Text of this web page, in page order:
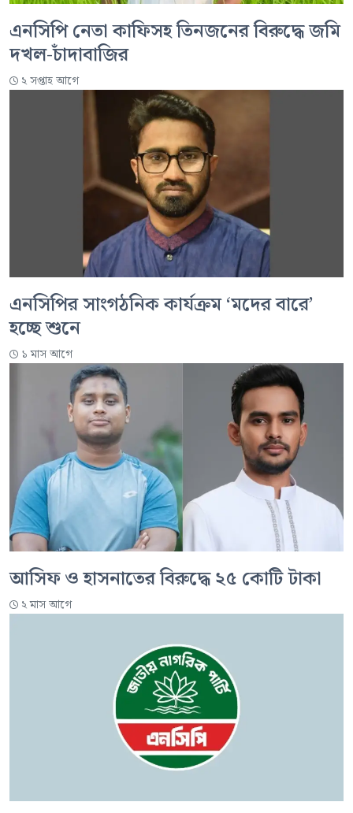
এনসিপি নেতা কাফিসহ তিনজনের বিরুদ্ধে জমি
দখল-চাঁদাবাজির
২ সপ্তাহ আগে
এনসিপির সাংগঠনিক কার্যক্রম ‘মদের বারে’
হচ্ছে শুনে
১ মাস আগে
আসিফ ও হাসনাতের বিরুদ্ধে ২৫ কোটি টাকা
২ মাস আগে